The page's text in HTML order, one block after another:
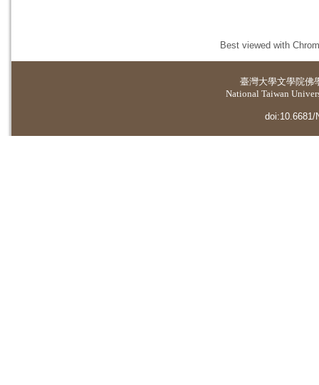
Best viewed with
臺灣大學文學院佛
National Taiwan
doi:10.6681/